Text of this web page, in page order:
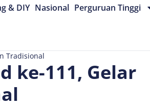
& DIY Nasional Perguruan Tinggi
Tradisional
ke-111, Gelar